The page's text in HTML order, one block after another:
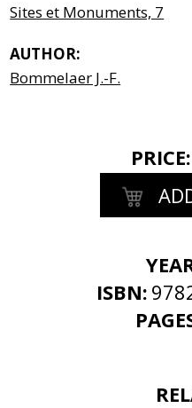
PRICE:
ISBN:
Sites et Monuments, 7
AUTHOR:
Bommelaer J.-F.